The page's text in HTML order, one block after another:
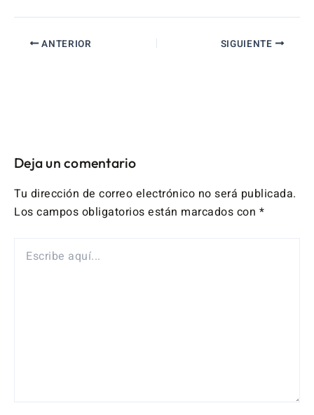
ANTERIOR SIGUIENTE
Deja un comentario
Tu dirección de correo electrónico no será publicada.
Los campos obligatorios están marcados con *
AQUÍ...